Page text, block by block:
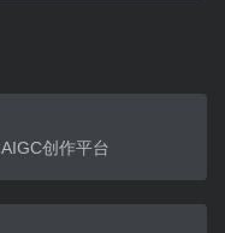
创作平台